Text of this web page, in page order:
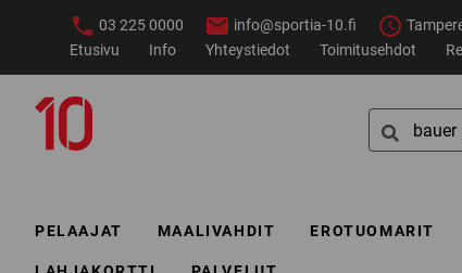
03 225 0000 info@sportia-10.fi
Etusivu
Info Yhteystiedot Toimitusehdot
Search
for:
PELAAJAT MAALIVAHDIT EROTUOMARIT